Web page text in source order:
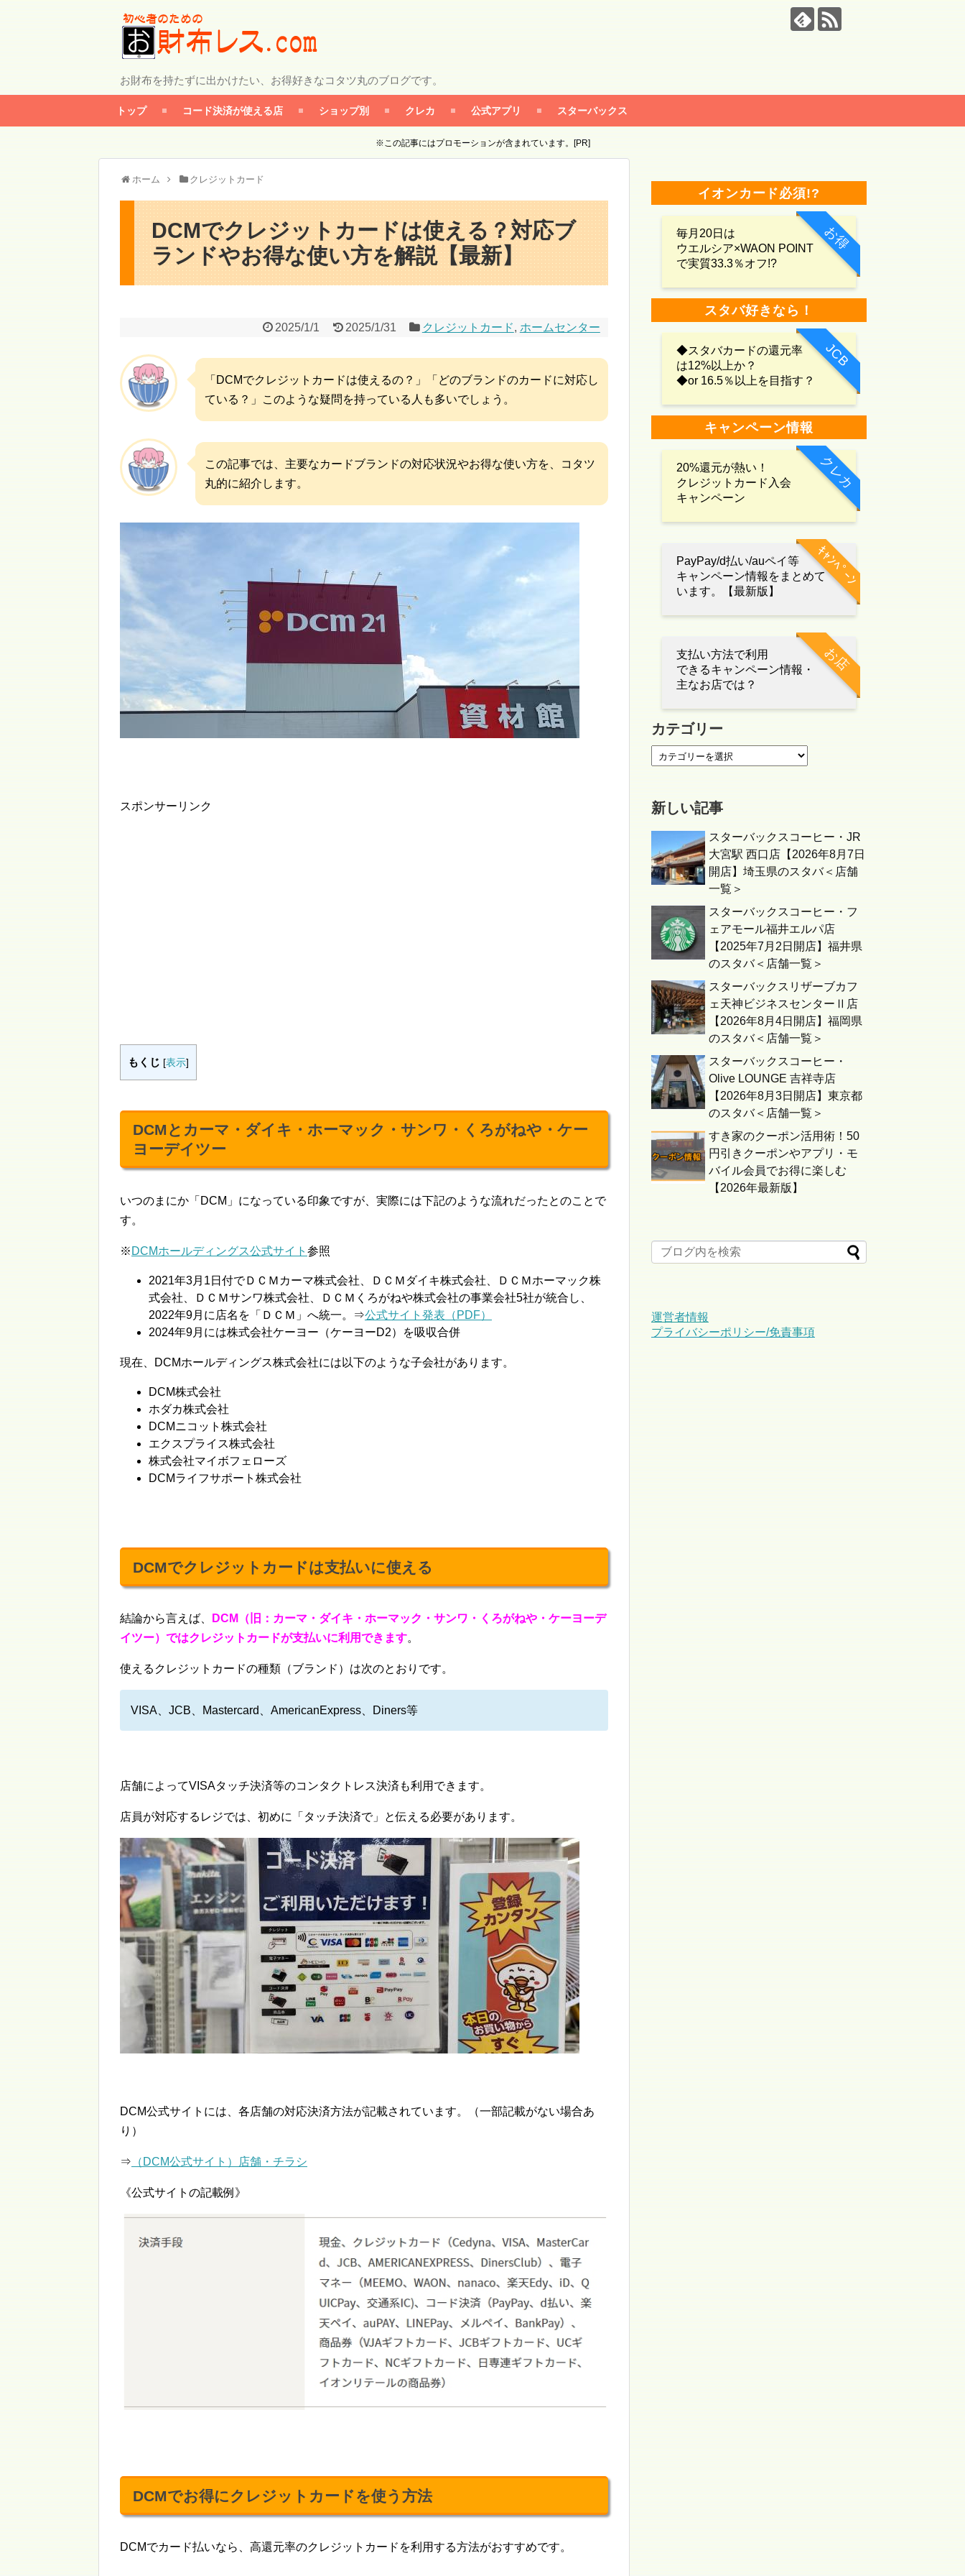
お財布を持たずに出かけたい、お得好きなコタツ丸のブログです。
トップ コード決済が使える店 ショップ別 クレカ 公式アプリ スターバックス
※この記事にはプロモーションが含まれています。[PR]
ホーム クレジットカード
DCMでクレジットカードは使える？対応ブ
ランドやお得な使い方を解説【最新】
2025/1/1 2025/1/31 クレジットカード, ホームセンター
「DCMでクレジットカードは使えるの？」「どのブランドのカードに対応し
ている？」このような疑問を持っている人も多いでしょう。
この記事では、主要なカードブランドの対応状況やお得な使い方を、コタツ
丸的に紹介します。
スポンサーリンク
もくじ [表示]
DCMとカーマ・ダイキ・ホーマック・サンワ・くろがねや・ケー
ヨーデイツー
いつのまにか「DCM」になっている印象ですが、実際には下記のような流れだったとのことで
す。
※ DCMホールディングス公式サイト 参照
2021年3月1日付でＤＣＭカーマ株式会社、ＤＣＭダイキ株式会社、ＤＣＭホーマック株
式会社、ＤＣＭサンワ株式会社、ＤＣＭくろがねや株式会社の事業会社5社が統合し、
2022年9月に店名を「ＤＣＭ」へ統一。⇒公式サイト発表（PDF）
2024年9月には株式会社ケーヨー（ケーヨーD2）を吸収合併
現在、DCMホールディングス株式会社には以下のような子会社があります。
DCM株式会社
ホダカ株式会社
DCMニコット株式会社
エクスプライス株式会社
株式会社マイボフェローズ
DCMライフサポート株式会社
DCMでクレジットカードは支払いに使える
結論から言えば、
DCM（旧：カーマ・ダイキ・ホーマック・サンワ・くろがねや・ケーヨーデ
イツー）ではクレジットカードが支払いに利用できます。
使えるクレジットカードの種類（ブランド）は次のとおりです。
VISA、JCB、Mastercard、AmericanExpress、Diners等
店舗によってVISAタッチ決済等のコンタクトレス決済も利用できます。
店員が対応するレジでは、初めに「タッチ決済で」と伝える必要があります。
DCM公式サイトには、各店舗の対応決済方法が記載されています。（一部記載がない場合あ
り）
⇒ （DCM公式サイト）店舗・チラシ
《公式サイトの記載例》
DCMでお得にクレジットカードを使う方法
DCMでカード払いなら、高還元率のクレジットカードを利用する方法がおすすめです。
イオンカード必須!?
お得
毎月20日は
ウエルシア×WAON POINT
で実質33.3％オフ!?
スタバ好きなら！
JCB
◆スタバカードの還元率
は12%以上か？
◆or 16.5％以上を目指す？
キャンペーン情報
クレカ
20%還元が熱い！
クレジットカード入会
キャンペーン
ｷｬﾝﾍﾟｰﾝ
PayPay/d払い/auペイ等
キャンペーン情報をまとめて
います。【最新版】
お店
支払い方法で利用
できるキャンペーン情報・
主なお店では？
カテゴリー
新しい記事
スターバックスコーヒー・JR
大宮駅 西口店【2026年8月7日
開店】埼玉県のスタバ＜店舗
一覧＞
スターバックスコーヒー・フ
ェアモール福井エルパ店
【2025年7月2日開店】福井県
のスタバ＜店舗一覧＞
スターバックスリザーブカフ
ェ天神ビジネスセンターⅡ店
【2026年8月4日開店】福岡県
のスタバ＜店舗一覧＞
スターバックスコーヒー・
Olive LOUNGE 吉祥寺店
【2026年8月3日開店】東京都
のスタバ＜店舗一覧＞
すき家のクーポン活用術！50
円引きクーポンやアプリ・モ
バイル会員でお得に楽しむ
【2026年最新版】
運営者情報
プライバシーポリシー/免責事項